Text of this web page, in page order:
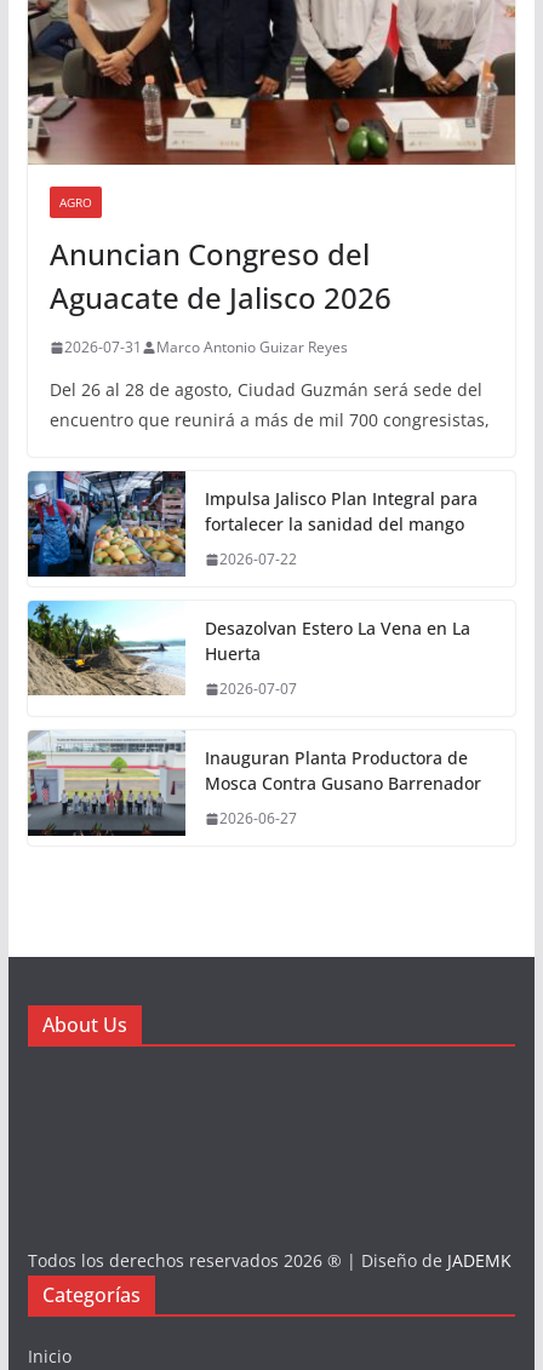
AGRO
Anuncian Congreso del
Aguacate de Jalisco 2026
2026-07-31 Marco Antonio Guizar Reyes
Del 26 al 28 de agosto, Ciudad Guzmán será sede del
encuentro que reunirá a más de mil 700 congresistas,
Impulsa Jalisco Plan Integral para
fortalecer la sanidad del mango
2026-07-22
Desazolvan Estero La Vena en La
Huerta
2026-07-07
Inauguran Planta Productora de
Mosca Contra Gusano Barrenador
2026-06-27
About Us
Todos los derechos reservados 2026 ® | Diseño de JADEMK
Categorías
Inicio